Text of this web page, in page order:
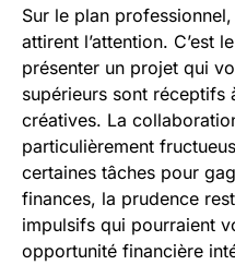
Sur le plan
attirent l’attention. C’est
présenter un projet qui
supérieurs sont réceptifs
créatives. La
particulièrement
certaines tâches pour
finances, la prudence
impulsifs qui pourraient
opportunité financière